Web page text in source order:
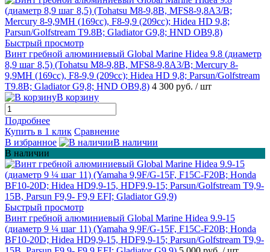
Быстрый просмотр
Винт гребной алюминиевый Global Marine Hidea 9.8 (диаметр
8,9 шаг 8,5) (Tohatsu M8-9,8B, MFS8-9,8A3/B; Mercury 8-
9,9MH (169cc), F8-9,9 (209cc); Hidea HD 9,8; Parsun/Golfstream
T9.8B; Gladiator G9,8; HND OB9,8) 4 300 руб. / шт
В корзину
Подробнее
Купить в 1 клик Сравнение
В избранное
В наличии
В наличии
Быстрый просмотр
Винт гребной алюминиевый Global Marine Hidea 9.9-15
(диаметр 9 ¼ шаг 11) (Yamaha 9,9F/G-15F, F15C-F20B; Honda
BF10-20D; Hidea HD9,9-15, HDF9,9-15; Parsun/Golfstream T9,9-